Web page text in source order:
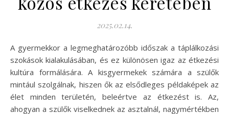
2025.02.14.
A gyermekkor a legmeghatározóbb időszak a táplálkozási
szokások kialakulásában, és ez különösen igaz az étkezési
kultúra formálására. A kisgyermekek számára a szülők
mintául szolgálnak, hiszen ők az elsődleges példaképek az
élet minden területén, beleértve az étkezést is. Az,
ahogyan a szülők viselkednek az asztalnál, nagymértékben